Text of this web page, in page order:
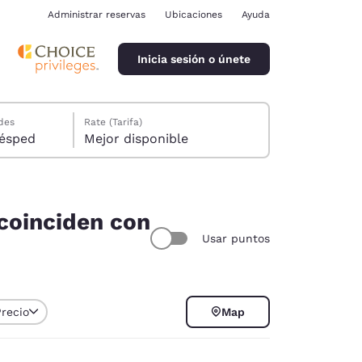
Administrar reservas Ubicaciones Ayuda
Inicia sesión o únete
1 huésped
Rate (Tarifa)
Mejor disponible
con
Usar puntos
Map